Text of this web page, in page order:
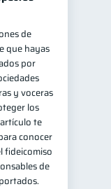
de
que hayas
por
y voceras
los
te
conocer
fideicomiso
de